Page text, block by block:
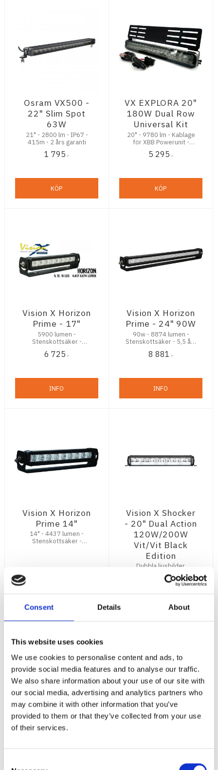
Consent Details About
This website uses cookies
We use cookies to personalise content and ads, to
provide social media features and to analyse our traffic.
We also share information about your use of our site with
our social media, advertising and analytics partners who
may combine it with other information that you’ve
provided to them or that they’ve collected from your use
of their services.
Osram VX500 -
22" Slim Spot
63W
21" - 2800 lm - IP67 -
415m - 2 års garanti
1 795 :-
KÖP
VX EXPLORA 20"
180W Dual Row
Universal Kit
20" - 9780 lm - Kablage
för XBB Powerunit -
universalfäste -
IP68/IP69K - 638m - 5
5 295 :-
KÖP
Vision X Horizon
Prime - 17"
5900 lumen -
Stenskottsäker -
kablage ingår
6 725 :-
INFO
Vision X Horizon
Prime - 24" 90W
90w - 8874 lumen -
Stenskottsäker - 5,5 års
+ kablage ingår
8 881 :-
INFO
Vision X Horizon
Prime 14"
14" - 4437 lumen -
Stenskottsäker -
INFO
Vision X Shocker
- 20" Dual Action
120W/200W
Vit/Vit Black
Edition
Dubbla ljusbilder,
fjärr/flod - IP68/IP69K -
Fjärr 12840 lm - Flod
14 495